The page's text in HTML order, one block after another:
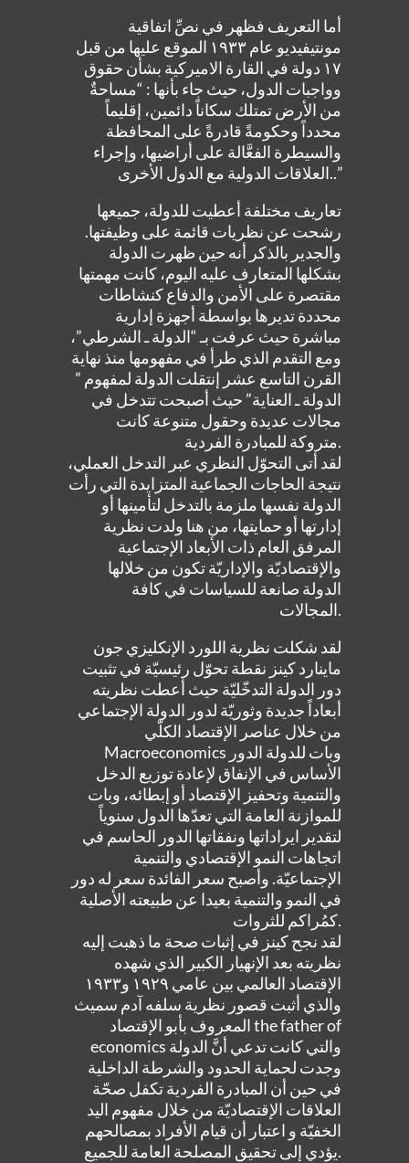
أما التعريف فظهر في نصِّ اتفاقية
مونتيفيديو عام ١٩٣٣ الموقع عليها من قبل
١٧ دولة في القارة الاميركية بشأن حقوق
وواجبات الدول، حيث جاء بأنها : “مساحةٌ
من الأرض تمتلك سكاناً دائمين، إقليماً
محدداً وحكومةً قادرةً على المحافظة
والسيطرة الفعَّالة على أراضيها، وإجراء
العلاقات الدولية مع الدول الأخرى..”
تعاريف مختلفة أعطيت للدولة، جميعها
رشحت عن نظريات قائمة على وظيفتها.
والجدير بالذكر أنه حين ظهرت الدولة
بشكلها المتعارف عليه اليوم، كانت مهمتها
مقتصرة على الأمن والدفاع كنشاطات
محددة تديرها بواسطة أجهزة إدارية
مباشرة حيث عرفت بـ “الدولة ـ الشرطي”،
ومع التقدم الذي طرأ في مفهومها منذ نهاية
القرن التاسع عشر إنتقلت الدولة لمفهوم ”
الدولة ـ العناية” حيث أصبحت تتدخل في
مجالات عديدة وحقول متنوعة كانت
متروكة للمبادرة الفردية.
لقد أتى التحوّل النظري عبر التدخل العملي،
نتيجة الحاجات الجماعية المتزايدة التي رأت
الدولة نفسها ملزمة بالتدخل لتأمينها أو
إدارتها أو حمايتها، من هنا ولدت نظرية
المرفق العام ذات الأبعاد الإجتماعية
والإقتصاديّة والإداريّة تكون من خلالها
الدولة صانعة للسياسات في كافة
المجالات.
لقد شكلت نظرية اللورد الإنكليزي جون
ماينارد كينز نقطة تحوّل رئيسيّة في تثبيت
دور الدولة التدخّليّة حيث أعطت نظريته
أبعاداً جديدة وثوريّة لدور الدولة الإجتماعي
من خلال عناصر الإقتصاد الكلّي
Macroeconomics وبات للدولة الدور
الأساس في الإنفاق لإعادة توزيع الدخل
والتنمية وتحفيز الإقتصاد أو إبطائه، وبات
للموازنة العامة التي تعدّها الدول سنوياً
لتقدير ايراداتها ونفقاتها الدور الحاسم في
اتجاهات النمو الإقتصادي والتنمية
الإجتماعيّة. وأصبح سعر الفائدة سعر له دور
في النمو والتنمية بعيدا عن طبيعته الأصلية
كمُراكم للثروات.
لقد نجح كينز في إثبات صحة ما ذهبت إليه
نظريته بعد الإنهيار الكبير الذي شهده
الإقتصاد العالمي بين عامي ١٩٢٩ و١٩٣٣
والذي أثبت قصور نظرية سلفه آدم سميث
المعروف بأبو الإقتصاد the father of
economics والتي كانت تدعي أنَّ الدولة
وجدت لحماية الحدود والشرطة الداخلية
في حين أن المبادرة الفردية تكفل صحّة
العلاقات الإقتصاديّة من خلال مفهوم اليد
الخفيّة و اعتبار أن قيام الأفراد بمصالحهم
يؤدي إلى تحقيق المصلحة العامة للجميع.